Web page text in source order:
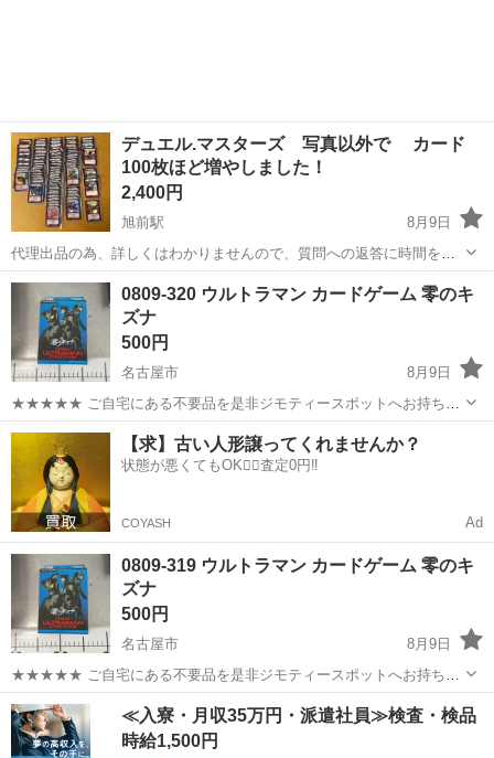
デュエル.マスターズ 写真以外で カード
100枚ほど増やしました！
2,400円
旭前駅
8月9日
代理出品の為、詳しくはわかりませんので、質問への返答に時間を頂
く場合があります。 お気に入り入れて下さる方は何らかのコメントを
お願いします。 取りに来られる方希望ですが代引きも可能です。
愛知 尾張旭市 カードゲーム
0809-320 ウルトラマン カードゲーム 零のキ
ズナ
500円
名古屋市
8月9日
★★★★★ ご自宅にある不要品を是非ジモティースポットへお持ち込
みしませんか？ 家電、趣味・スポーツ・レジャー用品、こども用品、
衣料服飾品、生活雑貨、家具、本、CD・DVDなどが無料でまとめて持
ち込めます！ ※詳細はこ...
愛知 名古屋市 カードゲーム ウルトラマン
【求】古い人形譲ってくれませんか？
状態が悪くてもOK🙆‍♀️査定0円‼️
COYASH Ad
0809-319 ウルトラマン カードゲーム 零のキ
ズナ
500円
名古屋市
8月9日
★★★★★ ご自宅にある不要品を是非ジモティースポットへお持ち込
みしませんか？ 家電、趣味・スポーツ・レジャー用品、こども用品、
衣料服飾品、生活雑貨、家具、本、CD・DVDなどが無料でまとめて持
ち込めます！ ※詳細はこ...
愛知 名古屋市 カードゲーム ウルトラマン
≪入寮・月収35万円・派遣社員≫検査・検品
時給1,500円